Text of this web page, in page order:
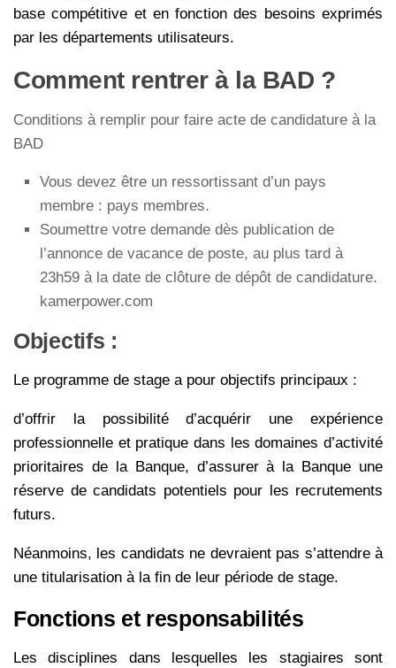
base compétitive et en fonction des besoins exprimés
par les départements utilisateurs.
Comment rentrer à la BAD ?
Conditions à remplir pour faire acte de candidature à la
BAD
Vous devez être un ressortissant d’un pays
membre : pays membres.
Soumettre votre demande dès publication de
l’annonce de vacance de poste, au plus tard à
23h59 à la date de clôture de dépôt de candidature.
kamerpower.com
Objectifs :
Le programme de stage a pour objectifs principaux :
d’offrir la possibilité d’acquérir une expérience
professionnelle et pratique dans les domaines d’activité
prioritaires de la Banque, d’assurer à la Banque une
réserve de candidats potentiels pour les recrutements
futurs.
Néanmoins, les candidats ne devraient pas s’attendre à
une titularisation à la fin de leur période de stage.
Fonctions et responsabilités
Les disciplines dans lesquelles les stagiaires sont